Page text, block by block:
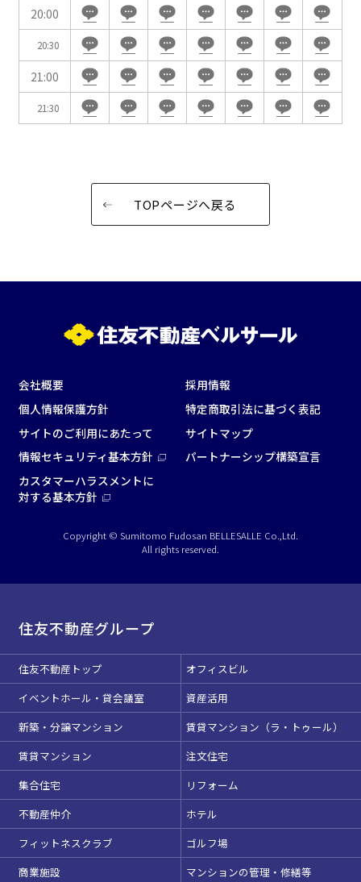
20:00
20:30
21:00
21:30
TOPページへ戻る
会社概要
採用情報
個人情報保護方針
特定商取引法に基づく表記
サイトのご利用にあたって
サイトマップ
情報セキュリティ基本方針
パートナーシップ構築宣言
カスタマーハラスメントに
対する基本方針
Copyright © Sumitomo Fudosan BELLESALLE Co.,Ltd.
All rights reserved.
住友不動産グループ
住友不動産トップ
オフィスビル
イベントホール・貸会議室
資産活用
新築・分譲マンション
賃貸マンション（ラ・トゥール）
賃貸マンション
注文住宅
集合住宅
リフォーム
不動産仲介
ホテル
フィットネスクラブ
ゴルフ場
商業施設
マンションの管理・修繕等
イベントホール 会議室
こだわり条件※複数選択可能
特長で選ぶ
大型スクリーンあり
控室あり
パーティ・懇親会
株主総会・IR
e-sports大会
プレス発表
この条件で検索